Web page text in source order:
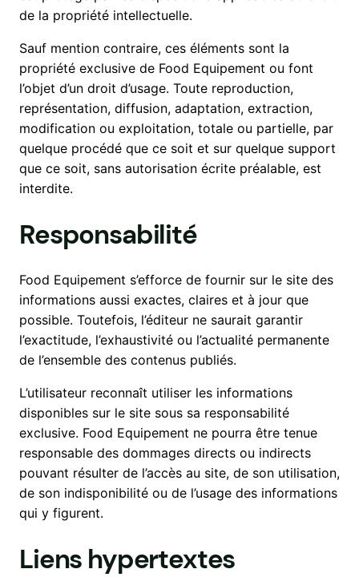
de la propriété intellectuelle.
Sauf mention contraire, ces éléments sont la
propriété exclusive de Food Equipement ou font
l’objet d’un droit d’usage. Toute reproduction,
représentation, diffusion, adaptation, extraction,
modification ou exploitation, totale ou partielle, par
quelque procédé que ce soit et sur quelque support
que ce soit, sans autorisation écrite préalable, est
interdite.
Responsabilité
Food Equipement s’efforce de fournir sur le site des
informations aussi exactes, claires et à jour que
possible. Toutefois, l’éditeur ne saurait garantir
l’exactitude, l’exhaustivité ou l’actualité permanente
de l’ensemble des contenus publiés.
L’utilisateur reconnaît utiliser les informations
disponibles sur le site sous sa responsabilité
exclusive. Food Equipement ne pourra être tenue
responsable des dommages directs ou indirects
pouvant résulter de l’accès au site, de son utilisation,
de son indisponibilité ou de l’usage des informations
qui y figurent.
Liens hypertextes